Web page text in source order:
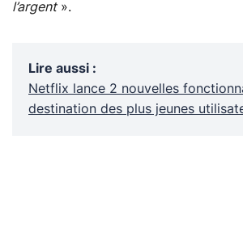
l’argent».
Lire aussi :
Netflix lance 2 nouvelles
destination des plus jeunes